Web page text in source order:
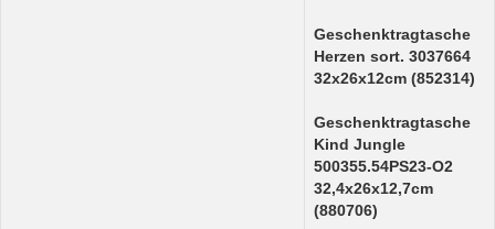
Geschenktragtasche
Herzen sort. 3037664
32x26x12cm (852314)
Geschenktragtasche
Kind Jungle
500355.54PS23-O2
32,4x26x12,7cm
(880706)